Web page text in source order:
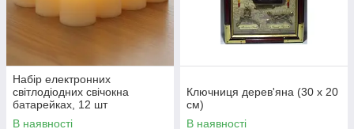
Набір електронних
світлодіодних свічокна
батарейках, 12 шт
В наявності
Ключниця дерев'яна (30 х 20
см)
В наявності